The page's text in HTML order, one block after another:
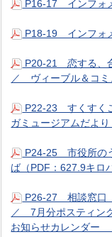
P16-17 インフォ
P18-19 インフォ
P20-21 恋する、
／ ヴィーブル＆コミ
P22-23 すくす
ガミュージアムだよ
P24-25 市役所
ば（PDF：627.9キロ
P26-27 相談窓
／ 7月分ポスティ
お知らせカレンダー